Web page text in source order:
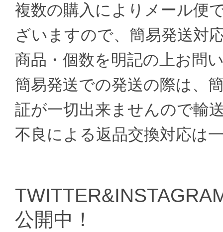
複数の購入によりメール便
ざいますので、簡易発送対
商品・個数を明記の上お問
簡易発送での発送の際は、
証が一切出来ませんので輸
不良による返品交換対応は
公開中！